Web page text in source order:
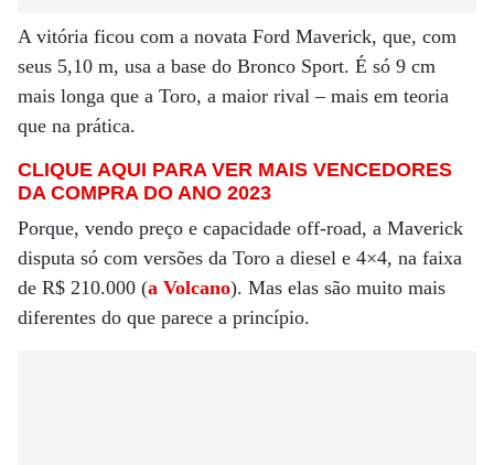
A vitória ficou com a novata Ford Maverick, que, com
seus 5,10 m, usa a base do Bronco Sport. É só 9 cm
mais longa que a Toro, a maior rival – mais em teoria
que na prática.
CLIQUE AQUI PARA VER MAIS VENCEDORES
DA COMPRA DO ANO 2023
Porque, vendo preço e capacidade off-road, a Maverick
disputa só com versões da Toro a diesel e 4×4, na faixa
de R$ 210.000 (a Volcano). Mas elas são muito mais
diferentes do que parece a princípio.